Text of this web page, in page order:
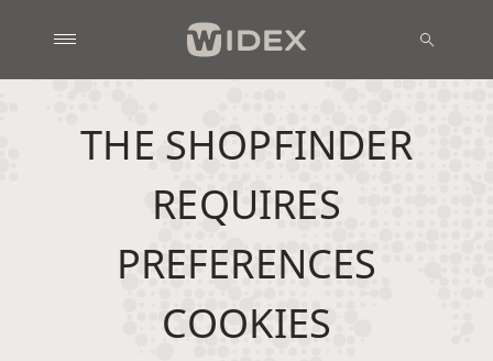
THE SHOPFINDER
REQUIRES
PREFERENCES
COOKIES